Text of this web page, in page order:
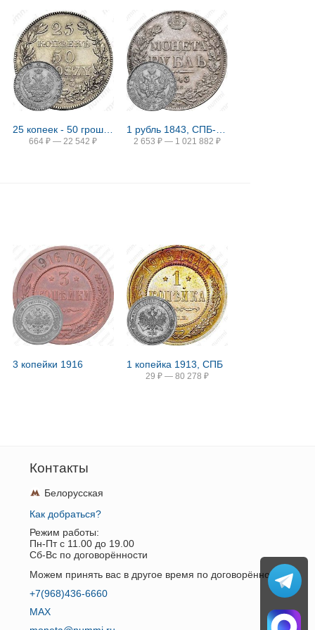
664 ₽ — 22 542 ₽ 2 653 ₽ — 1 021 882 ₽
3 копейки 1916 1 копейка 1913, СПБ
29 ₽ — 80 278 ₽
Контакты
Белорусская
Как добраться?
Режим работы:
Пн-Пт c 11.00 до 19.00
Сб-Вс по договорённости
Можем принять вас в другое время по договорённости.
+7(968)436-6660
MAX